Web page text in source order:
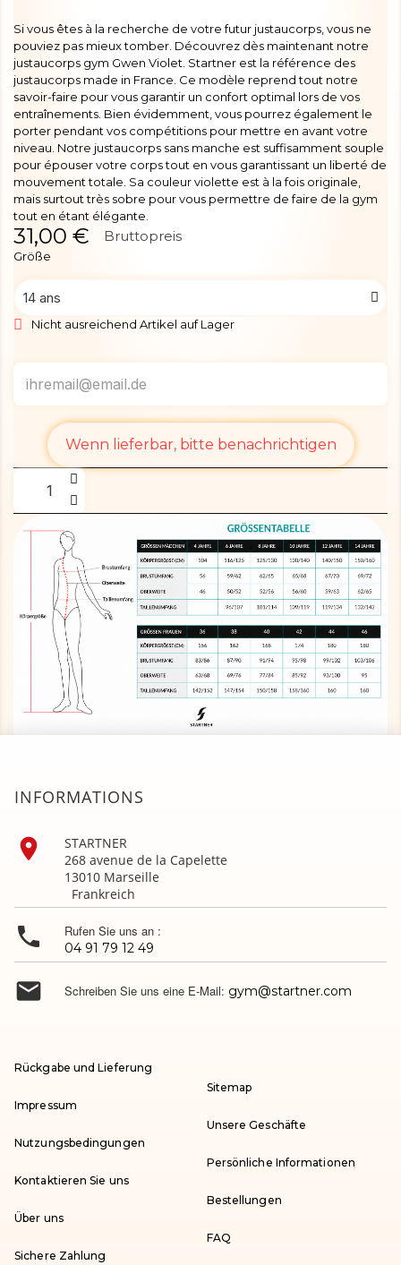
Si vous êtes à la recherche de votre futur justaucorps, vous ne
pouviez pas mieux tomber. Découvrez dès maintenant notre
justaucorps gym Gwen Violet. Startner est la référence des
justaucorps made in France. Ce modèle reprend tout notre
savoir-faire pour vous garantir un confort optimal lors de vos
entraînements. Bien évidemment, vous pourrez également le
porter pendant vos compétitions pour mettre en avant votre
niveau. Notre justaucorps sans manche est suffisamment souple
pour épouser votre corps tout en vous garantissant un liberté de
mouvement totale. Sa couleur violette est à la fois originale,
mais surtout très sobre pour vous permettre de faire de la gym
tout en étant élégante.
31,00 € Bruttopreis
Größe
Nicht ausreichend Artikel auf Lager
Wenn lieferbar, bitte benachrichtigen
INFORMATIONS

STARTNER
268 avenue de la Capelette
13010 Marseille
Frankreich
 Rufen Sie uns an :
04 91 79 12 49
 Schreiben Sie uns eine E-Mail: gym@startner.com
Rückgabe und Lieferung
Impressum
Nutzungsbedingungen
Kontaktieren Sie uns
Über uns
Sichere Zahlung
Sitemap
Unsere Geschäfte
Persönliche Informationen
Bestellungen
FAQ